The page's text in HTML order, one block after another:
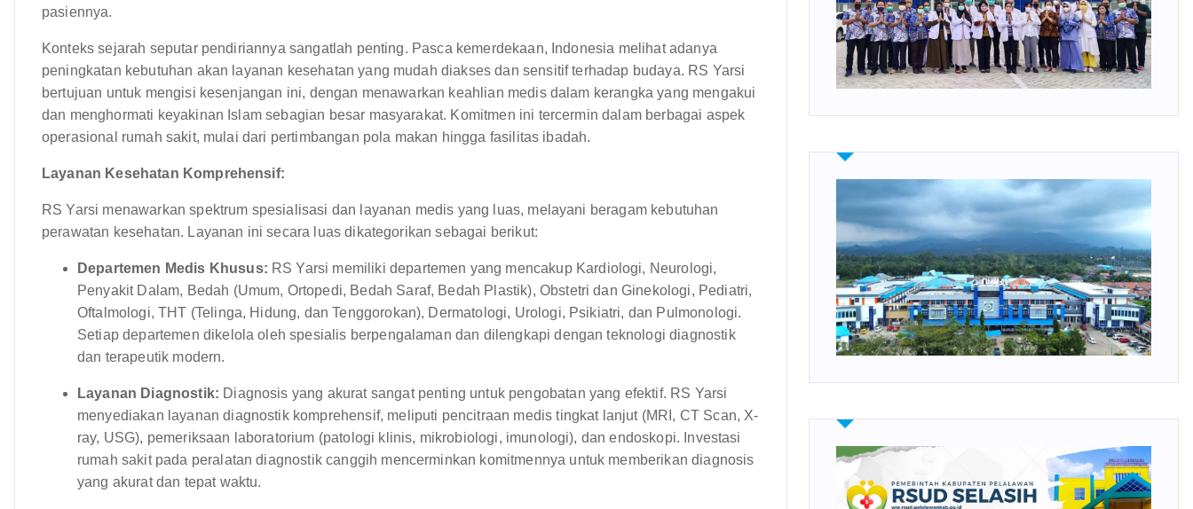
pasiennya.
Konteks sejarah seputar pendiriannya sangatlah penting. Pasca kemerdekaan, Indonesia melihat adanya
peningkatan kebutuhan akan layanan kesehatan yang mudah diakses dan sensitif terhadap budaya. RS Yarsi
bertujuan untuk mengisi kesenjangan ini, dengan menawarkan keahlian medis dalam kerangka yang mengakui
dan menghormati keyakinan Islam sebagian besar masyarakat. Komitmen ini tercermin dalam berbagai aspek
operasional rumah sakit, mulai dari pertimbangan pola makan hingga fasilitas ibadah.
Layanan Kesehatan Komprehensif:
RS Yarsi menawarkan spektrum spesialisasi dan layanan medis yang luas, melayani beragam kebutuhan
perawatan kesehatan. Layanan ini secara luas dikategorikan sebagai berikut:
Departemen Medis Khusus: RS Yarsi memiliki departemen yang mencakup Kardiologi, Neurologi,
Penyakit Dalam, Bedah (Umum, Ortopedi, Bedah Saraf, Bedah Plastik), Obstetri dan Ginekologi, Pediatri,
Oftalmologi, THT (Telinga, Hidung, dan Tenggorokan), Dermatologi, Urologi, Psikiatri, dan Pulmonologi.
Setiap departemen dikelola oleh spesialis berpengalaman dan dilengkapi dengan teknologi diagnostik
dan terapeutik modern.
Layanan Diagnostik: Diagnosis yang akurat sangat penting untuk pengobatan yang efektif. RS Yarsi
menyediakan layanan diagnostik komprehensif, meliputi pencitraan medis tingkat lanjut (MRI, CT Scan, X-
ray, USG), pemeriksaan laboratorium (patologi klinis, mikrobiologi, imunologi), dan endoskopi. Investasi
rumah sakit pada peralatan diagnostik canggih mencerminkan komitmennya untuk memberikan diagnosis
yang akurat dan tepat waktu.